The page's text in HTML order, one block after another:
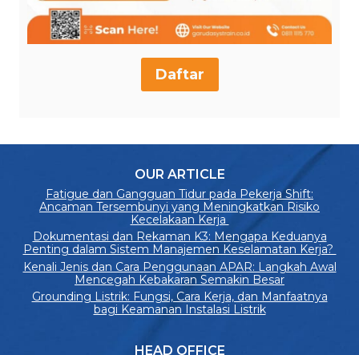
Daftar
OUR ARTICLE
Fatigue dan Gangguan Tidur pada Pekerja Shift:
Ancaman Tersembunyi yang Meningkatkan Risiko
Kecelakaan Kerja
Dokumentasi dan Rekaman K3: Mengapa Keduanya
Penting dalam Sistem Manajemen Keselamatan Kerja?
Kenali Jenis dan Cara Penggunaan APAR: Langkah Awal
Mencegah Kebakaran Semakin Besar
Grounding Listrik: Fungsi, Cara Kerja, dan Manfaatnya
bagi Keamanan Instalasi Listrik
HEAD OFFICE